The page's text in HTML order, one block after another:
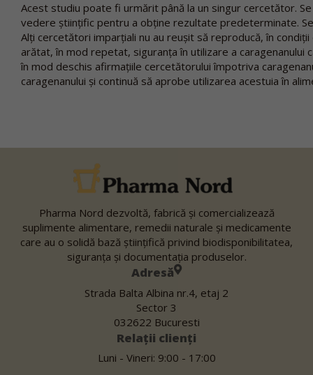
Acest studiu poate fi urmărit până la un singur cercetător.
vedere științific pentru a obține rezultate predeterminate.
Alți cercetători imparțiali nu au reușit să reproducă, în
arătat, în mod repetat, siguranța în utilizare a
în mod deschis afirmațiile cercetătorului împotriva
caragenanului și continuă să aprobe utilizarea acestuia în
Pharma Nord dezvoltă, fabrică şi comercializează
suplimente alimentare, remedii naturale şi medicamente
care au o solidă bază ştiinţifică privind biodisponibilitatea,
siguranţa şi documentaţia produselor.
Adresă
Strada Balta Albina nr.4, etaj 2
Sector 3
032622 Bucuresti
Relații clienți
Luni - Vineri: 9:00 - 17:00